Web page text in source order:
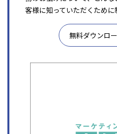
客様に知っていただくために
無料ダウンロ